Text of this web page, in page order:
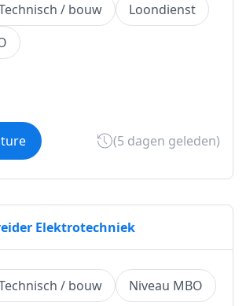
/ bouw
Loondienst
(5 dagen geleden)
Elektrotechniek
/ bouw Niveau MBO